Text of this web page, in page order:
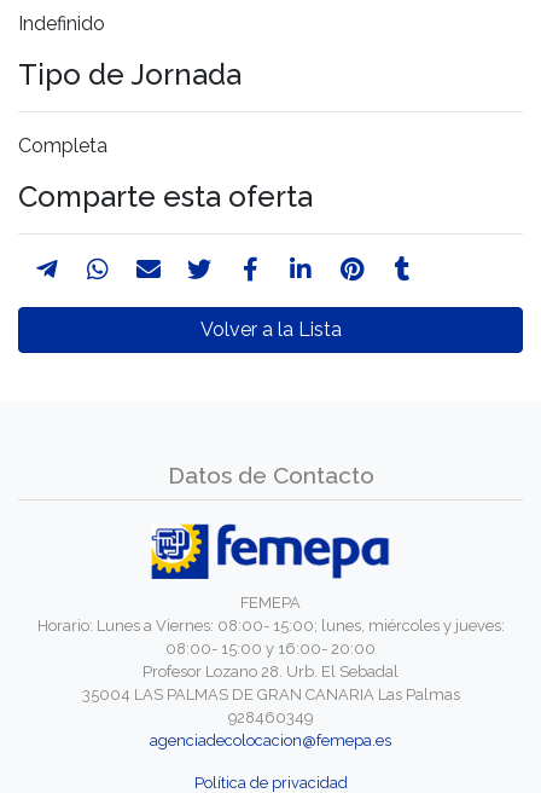
Indefinido
Tipo de Jornada
Completa
Comparte esta oferta
Volver a la Lista
Datos de Contacto
FEMEPA
Horario: Lunes a Viernes: 08:00- 15:00; lunes, miércoles y jueves:
08:00- 15:00 y 16:00- 20:00
Profesor Lozano 28. Urb. El Sebadal
35004 LAS PALMAS DE GRAN CANARIA Las Palmas
928460349
agenciadecolocacion@femepa.es
Política de privacidad